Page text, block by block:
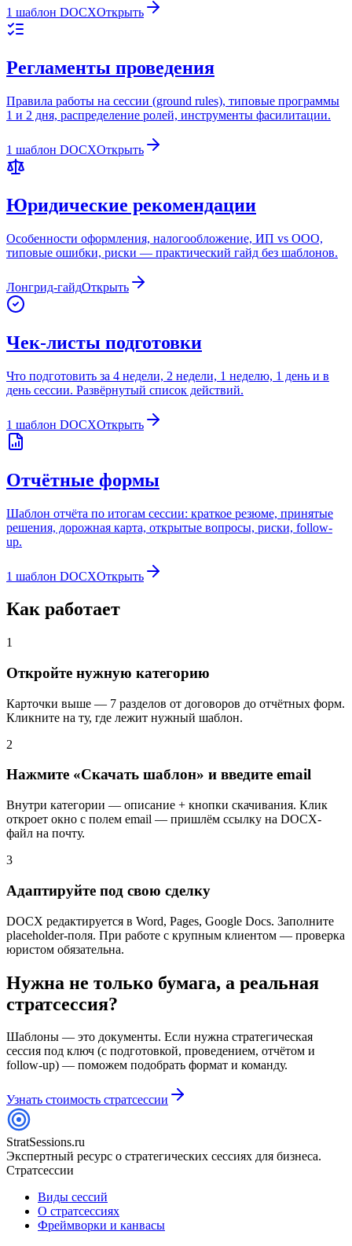
1 шаблон DOCXОткрыть
Регламенты проведения
Правила работы на сессии (ground rules), типовые программы
1 и 2 дня, распределение ролей, инструменты фасилитации.
1 шаблон DOCXОткрыть
Юридические рекомендации
Особенности оформления, налогообложение, ИП vs ООО,
типовые ошибки, риски — практический гайд без шаблонов.
Лонгрид-гайдОткрыть
Чек-листы подготовки
Что подготовить за 4 недели, 2 недели, 1 неделю, 1 день и в
день сессии. Развёрнутый список действий.
1 шаблон DOCXОткрыть
Отчётные формы
Шаблон отчёта по итогам сессии: краткое резюме, принятые
решения, дорожная карта, открытые вопросы, риски, follow-
up.
1 шаблон DOCXОткрыть
Как работает
1
Откройте нужную категорию
Карточки выше — 7 разделов от договоров до отчётных форм.
Кликните на ту, где лежит нужный шаблон.
2
Нажмите «Скачать шаблон» и введите email
Внутри категории — описание + кнопки скачивания. Клик
откроет окно с полем email — пришлём ссылку на DOCX-
файл на почту.
3
Адаптируйте под свою сделку
DOCX редактируется в Word, Pages, Google Docs. Заполните
placeholder-поля. При работе с крупным клиентом — проверка
юристом обязательна.
Нужна не только бумага, а реальная
стратсессия?
Шаблоны — это документы. Если нужна стратегическая
сессия под ключ (с подготовкой, проведением, отчётом и
follow-up) — поможем подобрать формат и команду.
Узнать стоимость стратсессии
StratSessions.ru
Экспертный ресурс о стратегических сессиях для бизнеса.
Стратсессии
Виды сессий
О стратсессиях
Фреймворки и канвасы